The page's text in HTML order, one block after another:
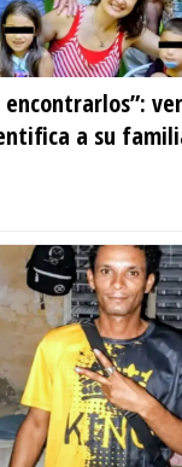
a su